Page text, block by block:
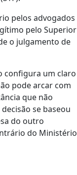
pelos advogados
pelo Superior
o julgamento de
configura um claro
pode arcar com
que não
se baseou
do outro
do Ministério